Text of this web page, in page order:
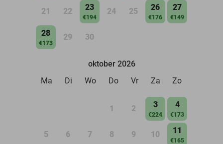
21 22 23
€194
24 25 26
€176
27
€149
28
€173
29 30
oktober 2026
Ma
Di Wo Do Vr Za Zo
1 2 3
€224
4
€173
5 6 7 8 9 10 11
€165